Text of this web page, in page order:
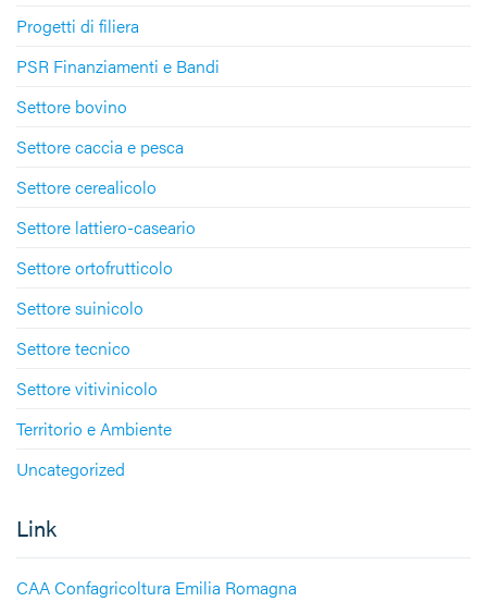
Progetti di filiera
PSR Finanziamenti e Bandi
Settore bovino
Settore caccia e pesca
Settore cerealicolo
Settore lattiero-caseario
Settore ortofrutticolo
Settore suinicolo
Settore tecnico
Settore vitivinicolo
Territorio e Ambiente
Uncategorized
Link
CAA Confagricoltura Emilia Romagna